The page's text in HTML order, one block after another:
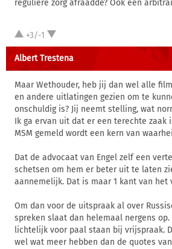
reguliere zorg afraadde? Ook een
+3/-1
Albert Trestena
Maar Wethouder, heb jij dan wel alle
en andere uitlatingen gezien om te
onschuldig is? Jij neemt stelling, wat
Ik ga ervan uit dat er een terechte zaak
MSM gemeld wordt een kern van
Dat de advocaat van Engel zelf een
schetsen om hem er beter uit te laten
aannemelijk. Dat is maar 1 kant van het
Om dan voor de uitspraak al over
spreken slaat dan helemaal nergens op.
lichtelijk voor paal staan bij vrijspraak.
wel wat meer hebben dan de quotes